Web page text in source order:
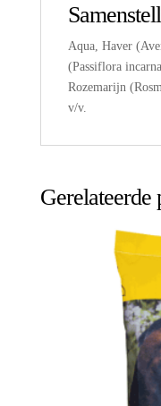
Aqua, Haver
(Passiflora
Rozemarijn
v/v.
Gerelateerde